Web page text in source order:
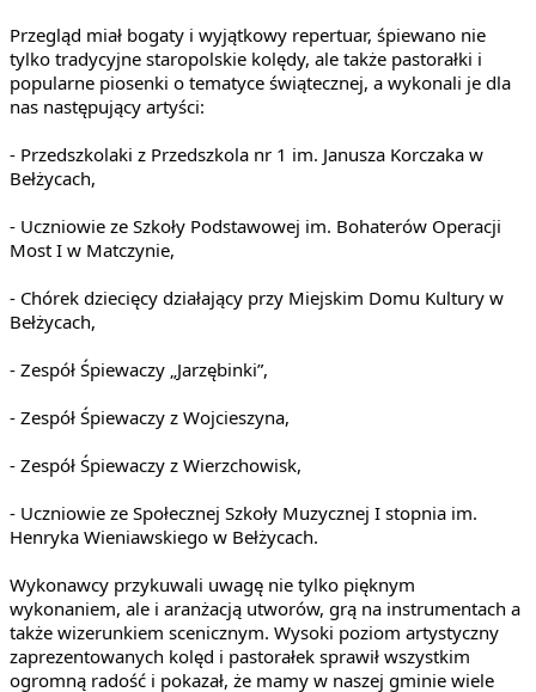
Przegląd miał bogaty i wyjątkowy repertuar, śpiewano nie
tylko tradycyjne staropolskie kolędy, ale także pastorałki i
popularne piosenki o tematyce świątecznej, a wykonali je dla
nas następujący artyści:
- Przedszkolaki z Przedszkola nr 1 im. Janusza Korczaka w
Bełżycach,
- Uczniowie ze Szkoły Podstawowej im. Bohaterów Operacji
Most I w Matczynie,
- Chórek dziecięcy działający przy Miejskim Domu Kultury w
Bełżycach,
- Zespół Śpiewaczy „Jarzębinki”,
- Zespół Śpiewaczy z Wojcieszyna,
- Zespół Śpiewaczy z Wierzchowisk,
- Uczniowie ze Społecznej Szkoły Muzycznej I stopnia im.
Henryka Wieniawskiego w Bełżycach.
Wykonawcy przykuwali uwagę nie tylko pięknym
wykonaniem, ale i aranżacją utworów, grą na instrumentach a
także wizerunkiem scenicznym. Wysoki poziom artystyczny
zaprezentowanych kolęd i pastorałek sprawił wszystkim
ogromną radość i pokazał, że mamy w naszej gminie wiele